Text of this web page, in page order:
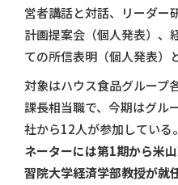
営者講話と対話、リーダー
計画提案会（個人発表）、
ての所信表明（個人発表）
対象はハウス食品グループ
課長相当職で、今期はグル
社から12人が参加している。
ネーターには第1期から米
習院大学経済学部教授が就